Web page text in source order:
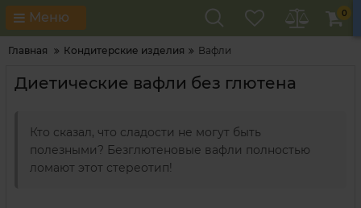
Меню 0
Главная Кондитерские изделия Вафли
Диетические вафли без глютена
Кто сказал, что сладости не могут быть
полезными? Безглютеновые вафли полностью
ломают этот стереотип!